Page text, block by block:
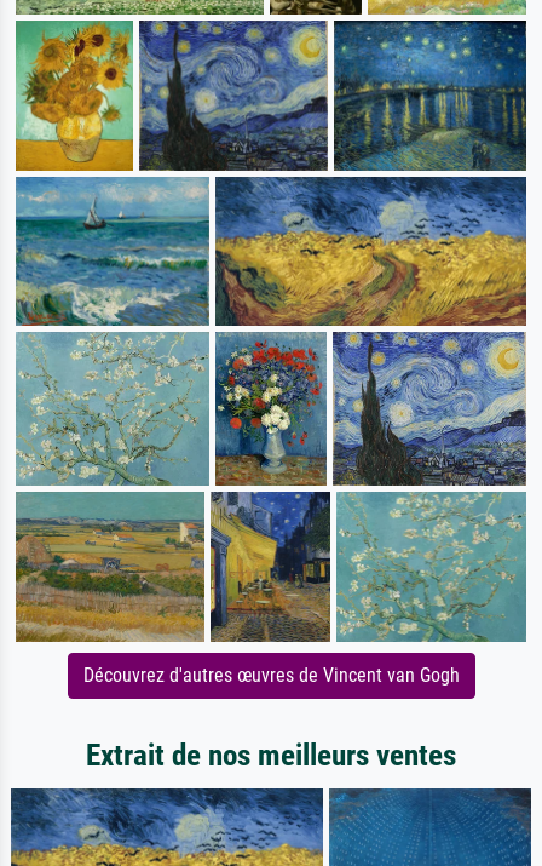
Découvrez d'autres œuvres de Vincent van Gogh
Extrait de nos meilleurs ventes